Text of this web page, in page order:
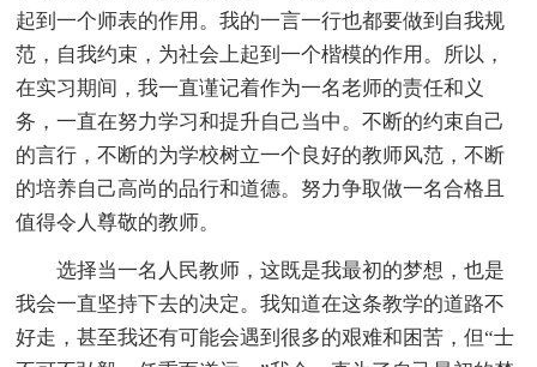
起到一个师表的作用。我的一言一行也都要做到自我规
范，自我约束，为社会上起到一个楷模的作用。所以，
在实习期间，我一直谨记着作为一名老师的责任和义
务，一直在努力学习和提升自己当中。不断的约束自己
的言行，不断的为学校树立一个良好的教师风范，不断
的培养自己高尚的品行和道德。努力争取做一名合格且
值得令人尊敬的教师。
选择当一名人民教师，这既是我最初的梦想，也是
我会一直坚持下去的决定。我知道在这条教学的道路不
好走，甚至我还有可能会遇到很多的艰难和困苦，但“士